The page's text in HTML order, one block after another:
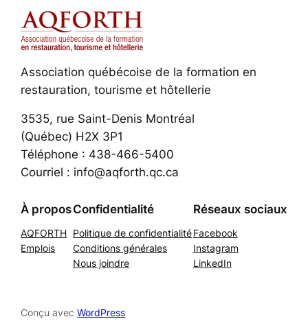
Association québécoise de la formation en
restauration, tourisme et hôtellerie
3535, rue Saint-Denis Montréal
(Québec) H2X 3P1
Téléphone : 438-466-5400
Courriel : info@aqforth.qc.ca
À propos
AQFORTH
Emplois
Confidentialité
Politique de confidentialité
Conditions générales
Nous joindre
Réseaux sociaux
Facebook
Instagram
LinkedIn
Conçu avecWordPress